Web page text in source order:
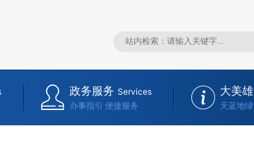
政务服务 Services
办事指引 便捷服务
大美
天蓝地